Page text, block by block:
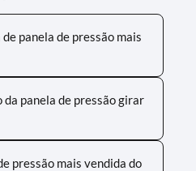
panela de pressão mais
da panela de pressão girar
pressão mais vendida do